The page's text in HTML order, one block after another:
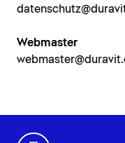
Webmaster